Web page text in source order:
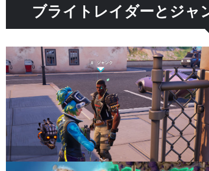
ブライトレイダーとジャ